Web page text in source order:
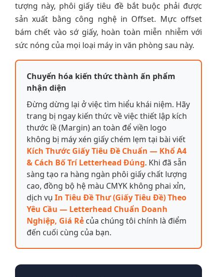
tượng này, phôi giấy tiêu đề bắt buộc phải được
sản xuất bằng công nghệ in Offset. Mực offset
bám chết vào sớ giấy, hoàn toàn miễn nhiễm với
sức nóng của mọi loại máy in văn phòng sau này.
Chuyển hóa kiến thức thành ấn phẩm
nhận diện
Đừng dừng lại ở việc tìm hiểu khái niệm. Hãy
trang bị ngay kiến thức về việc thiết lập kích
thước lề (Margin) an toàn để viền logo
không bị máy xén giấy chém lẹm tại bài viết
Kích Thước Giấy Tiêu Đề Chuẩn — Khổ A4
& Cách Bố Trí Letterhead Đúng. Khi đã sẵn
sàng tạo ra hàng ngàn phôi giấy chất lượng
cao, đồng bộ hệ màu CMYK không phai xỉn,
dịch vụ In Tiêu Đề Thư (Giấy Tiêu Đề) Theo
Yêu Cầu — Letterhead Chuẩn Doanh
Nghiệp, Giá Rẻ của chúng tôi chính là điểm
đến cuối cùng của bạn.